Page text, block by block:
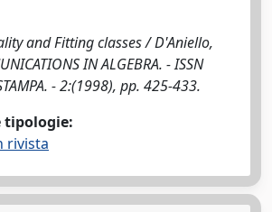
and Fitting classes / D'Aniello,
IN ALGEBRA. - ISSN
- 2:(1998), pp. 425-433.
tipologie:
rivista